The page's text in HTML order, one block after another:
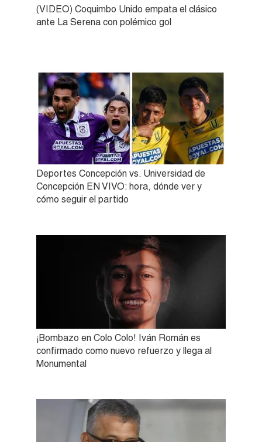
(VIDEO) Coquimbo Unido empata el clásico
ante La Serena con polémico gol
Deportes Concepción vs. Universidad de
Concepción EN VIVO: hora, dónde ver y
cómo seguir el partido
¡Bombazo en Colo Colo! Iván Román es
confirmado como nuevo refuerzo y llega al
Monumental